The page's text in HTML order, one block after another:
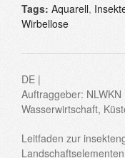
Tags: Aquarell,
Wirbellose
DE |
Auftraggeber:
Wasserwirtschaft,
Leitfaden zur